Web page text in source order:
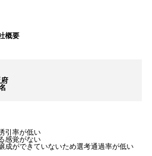
概要
引率が低い
感覚がない
成ができていないため選考通過率が低い